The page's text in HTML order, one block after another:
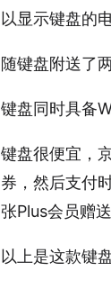
以显示键盘的
随键盘附送了
键盘同时具备
键盘很便宜，
券，然后支付
张Plus会员赠
以上是这款键